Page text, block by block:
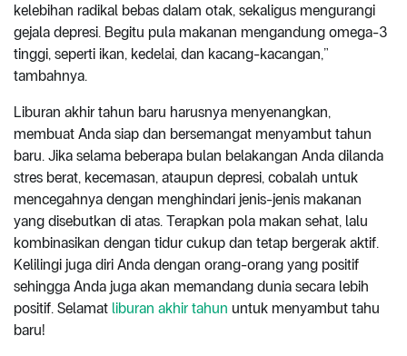
kelebihan radikal bebas dalam otak, sekaligus mengurangi
gejala depresi. Begitu pula makanan mengandung omega-3
tinggi, seperti ikan, kedelai, dan kacang-kacangan,”
tambahnya.
Liburan akhir tahun baru harusnya menyenangkan,
membuat Anda siap dan bersemangat menyambut tahun
baru. Jika selama beberapa bulan belakangan Anda dilanda
stres berat, kecemasan, ataupun depresi, cobalah untuk
mencegahnya dengan menghindari jenis-jenis makanan
yang disebutkan di atas. Terapkan pola makan sehat, lalu
kombinasikan dengan tidur cukup dan tetap bergerak aktif.
Kelilingi juga diri Anda dengan orang-orang yang positif
sehingga Anda juga akan memandang dunia secara lebih
positif. Selamat liburan akhir tahun untuk menyambut tahu
baru!